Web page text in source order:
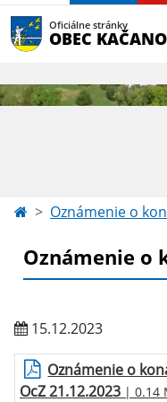
Oficiálne stránky
OBEC
Oznámenie o
Oznámenie o
15.12.2023
Oznámenie o
OcZ 21.12.2023 | 0.14